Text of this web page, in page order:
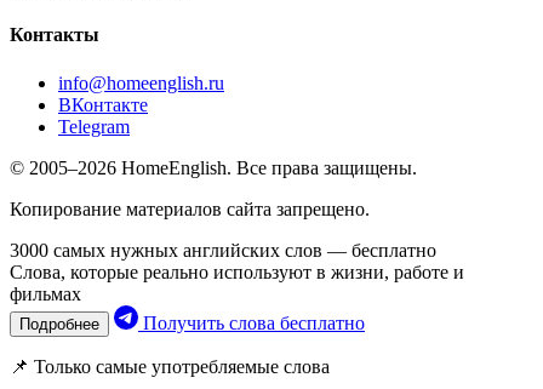
Контакты
info@homeenglish.ru
ВКонтакте
Telegram
© 2005–2026 HomeEnglish. Все права защищены.
Копирование материалов сайта запрещено.
3000 самых нужных английских слов — бесплатно
Слова, которые реально используют в жизни, работе и
фильмах
Подробнее Получить слова бесплатно
📌 Только самые употребляемые слова